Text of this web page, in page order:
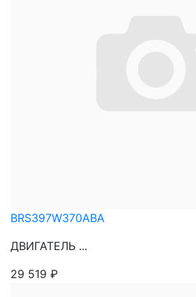
BRS397W370ABA
ДВИГАТЕЛЬ ...
29 519 ₽